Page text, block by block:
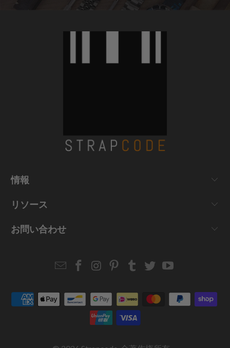
情報
リソース
お問い合わせ
EmailStrapcode
Facebook
Strapcode
Instagram
Strapcode
Pinterest
Strapcode
Tumblr
Strapcode
TwitterYouTube